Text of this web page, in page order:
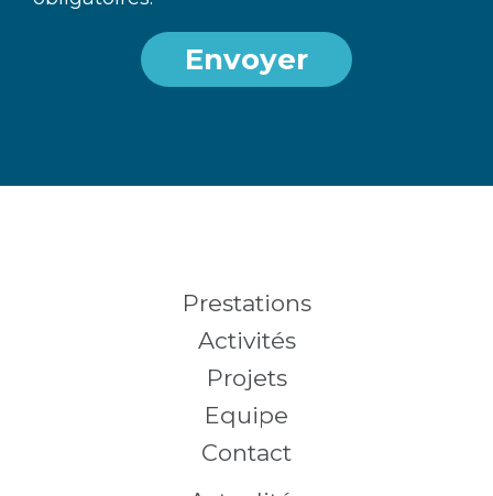
Envoyer
Prestations
Activités
Projets
Equipe
Contact